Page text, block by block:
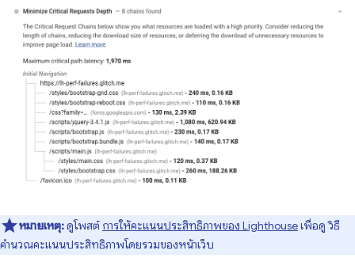
หมายเหตุ:ดูโพสต์ การให้คะแนนประสิทธิภาพของ Lighthouseเพื่อดู วิธี
คำนวณคะแนนประสิทธิภาพโดยรวมของหน้าเว็บ